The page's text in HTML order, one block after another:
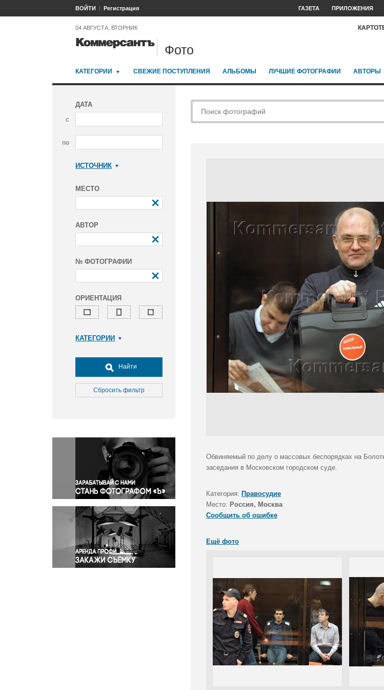
ВОЙТИ Регистрация ГАЗЕТА ПРИЛОЖЕНИЯ
04 АВГУСТА, ВТОРНИК
Фото
КАТЕГОРИИ СВЕЖИЕ ПОСТУПЛЕНИЯ АЛЬБОМЫ ЛУЧШИЕ ФОТОГРАФИИ АВТОРЫ
ДАТА
с
по
ИСТОЧНИК
МЕСТО
АВТОР
№ ФОТОГРАФИИ
ОРИЕНТАЦИЯ
КАТЕГОРИИ
Досуг, туризм и отдых
Культура
Медицина
Окружающая среда
Политика
Правосудие
Происшествия и конфликты
Религия
Светская жизнь
Спорт
Экология
Экономика и бизнес
Найти
Сбросить фильтр
Обвиняемый по делу о массовых беспорядках на
заседания в Московском городском суде.
Категория: Правосудие
Место: Россия, Москва
Сообщить об ошибке
Ещё фото